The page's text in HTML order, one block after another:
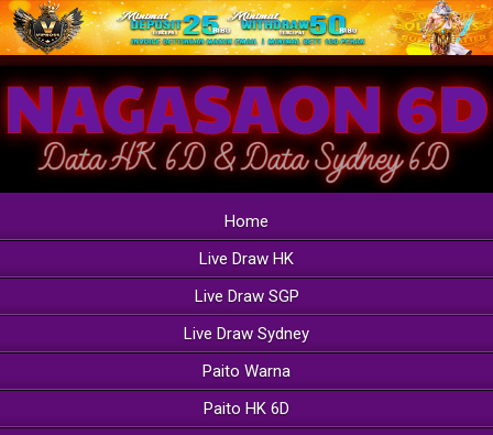
Home
Live Draw HK
Live Draw SGP
Live Draw Sydney
Paito Warna
Paito HK 6D